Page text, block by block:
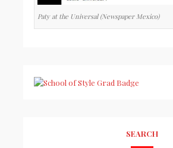
Paty at the Universal (Newspaper Mexico)
SEARCH